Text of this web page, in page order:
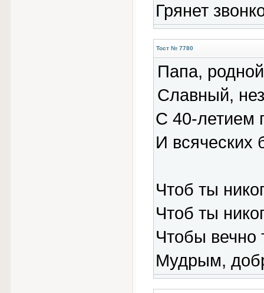
Грянет
Тост № 7780
Папа,
Славный,
С 40-летием
И всяческих
Чтоб ты
Чтоб ты
Чтобы
Мудрым,